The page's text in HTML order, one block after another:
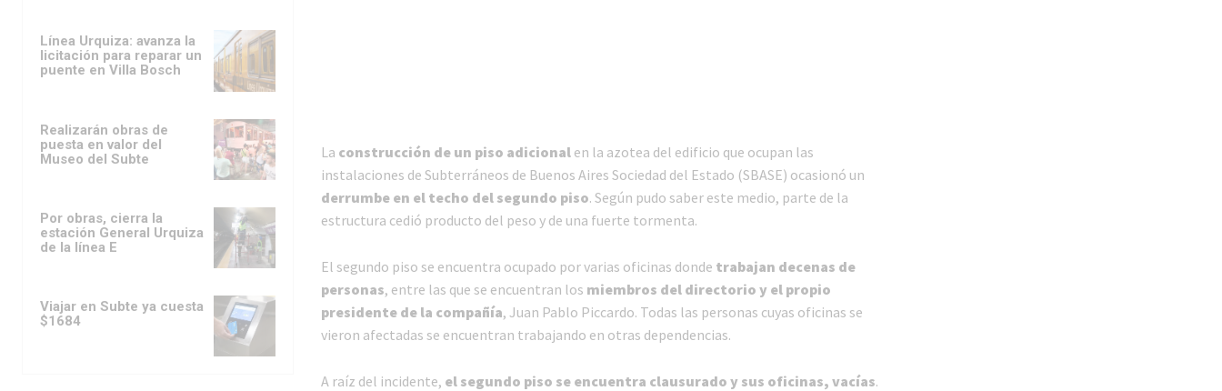
Línea Urquiza: avanza la
licitación para reparar un
puente en Villa Bosch
Realizarán obras de
puesta en valor del
Museo del Subte
Por obras, cierra la
estación General Urquiza
de la línea E
Viajar en Subte ya cuesta
$1684
La construcción de un piso adicional en la azotea del edificio que ocupan las
instalaciones de Subterráneos de Buenos Aires Sociedad del Estado (SBASE) ocasionó un
derrumbe en el techo del segundo piso. Según pudo saber este medio, parte de la
estructura cedió producto del peso y de una fuerte tormenta.
El segundo piso se encuentra ocupado por varias oficinas donde trabajan decenas de
personas, entre las que se encuentran los miembros del directorio y el propio
presidente de la compañía, Juan Pablo Piccardo. Todas las personas cuyas oficinas se
vieron afectadas se encuentran trabajando en otras dependencias.
A raíz del incidente, el segundo piso se encuentra clausurado y sus oficinas, vacías.